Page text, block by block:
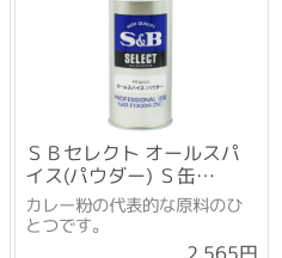
ＳＢセレクト オールスパ
イス(パウダー) Ｓ缶
(65g)×3個セット
カレー粉の代表的な原料のひ
とつです。